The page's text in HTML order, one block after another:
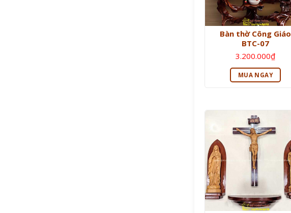
Bàn thờ Công Giáo
BTC-07
3.200.000₫
MUA NGAY